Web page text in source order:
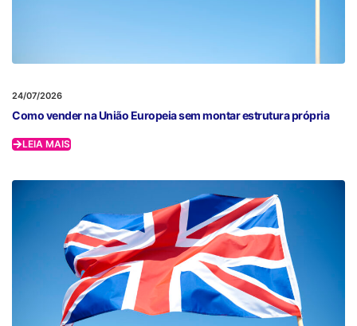
24/07/2026
Como vender na União Europeia sem montar estrutura própria
LEIA MAIS